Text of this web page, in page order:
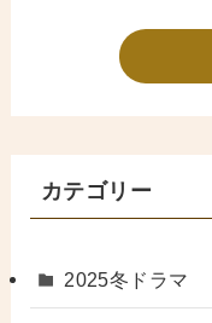
カテゴリー
2025冬ドラマ